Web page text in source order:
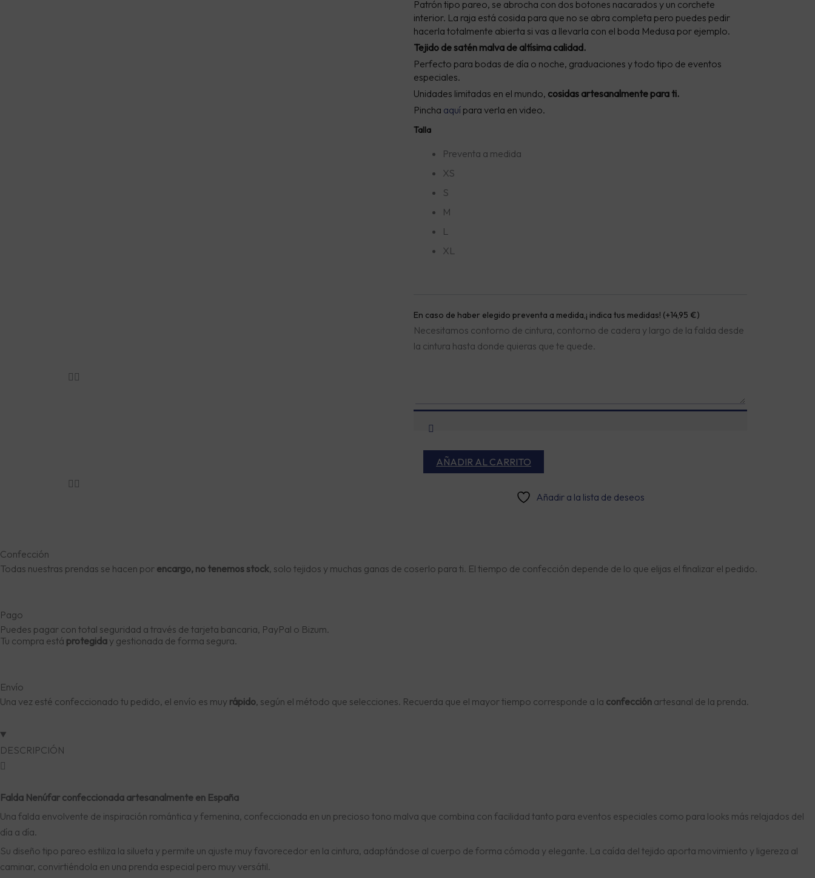
DESDE
89,95 €
HASTA
120,00 €
Patrón tipo pareo, se abrocha con dos botones nacarados y un corchete
interior. La raja está cosida para que no se abra completa pero puedes pedir
hacerla totalmente abierta si vas a llevarla con el boda Medusa por ejemplo.
Tejido de satén malva de altísima calidad.
Perfecto para bodas de día o noche, graduaciones y todo tipo de eventos
especiales.
Unidades limitadas en el mundo, cosidas artesanalmente para ti.
Pincha aquí para verla en video.
Talla
Preventa a medida
XS
S
M
L
XL
En caso de haber elegido preventa a medida,¡ indica tus medidas! (+14,95 €)
Necesitamos contorno de cintura, contorno de cadera y largo de la falda desde
la cintura hasta donde quieras que te quede.
Falda
cantidad
AÑADIR AL CARRITO
Añadir a la lista de deseos
Confección
Todas nuestras prendas se hacen por encargo, no tenemos stock, solo tejidos y muchas ganas de coserlo para ti. El tiempo de confección depende de lo que elijas el finalizar el pedido.
Pago
Puedes pagar con total seguridad a través de tarjeta bancaria, PayPal o Bizum.
Tu compra está protegida y gestionada de forma segura.
Envío
Una vez esté confeccionado tu pedido, el envío es muy rápido, según el método que selecciones. Recuerda que el mayor tiempo corresponde a la confección artesanal de la prenda.
DESCRIPCIÓN
Falda Nenúfar confeccionada artesanalmente en España
Una falda envolvente de inspiración romántica y femenina, confeccionada en un precioso tono malva que combina con facilidad tanto para eventos especiales como para looks más relajados del
día a día.
Su diseño tipo pareo estiliza la silueta y permite un ajuste muy favorecedor en la cintura, adaptándose al cuerpo de forma cómoda y elegante. La caída del tejido aporta movimiento y ligereza al
caminar, convirtiéndola en una prenda especial pero muy versátil.